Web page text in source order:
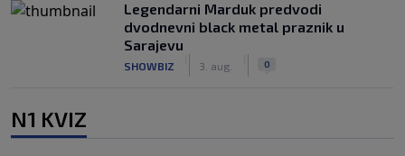
Legendarni Marduk predvodi
dvodnevni black metal praznik u
Sarajevu
SHOWBIZ 3. aug. 0
N1 KVIZ